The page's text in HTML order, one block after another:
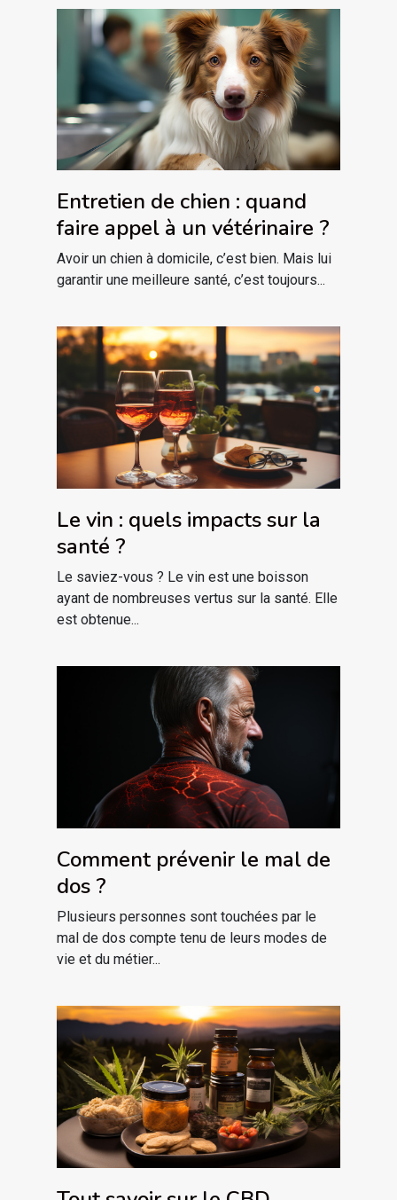
Entretien de chien : quand
faire appel à un vétérinaire ?
Avoir un chien à domicile, c’est bien. Mais lui
garantir une meilleure santé, c’est toujours...
Le vin : quels impacts sur la
santé ?
Le saviez-vous ? Le vin est une boisson
ayant de nombreuses vertus sur la santé. Elle
est obtenue...
Comment prévenir le mal de
dos ?
Plusieurs personnes sont touchées par le
mal de dos compte tenu de leurs modes de
vie et du métier...